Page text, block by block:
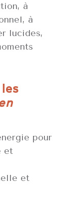
à
à
lucides,
pour
et
et